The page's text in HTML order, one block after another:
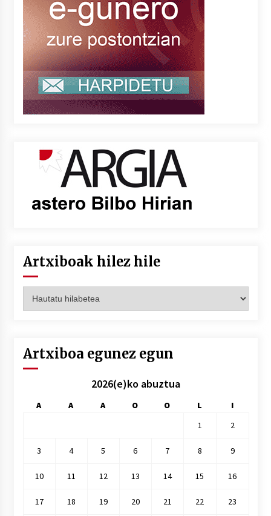
Artxiboak hilez hile
hilez
Artxiboa egunez egun
2026(e)ko abuztua
A A A O O L
I
1
2
3 4 5 6 7 8 9
10 11 12 13 14 15 16
17 18 19 20 21 22 23